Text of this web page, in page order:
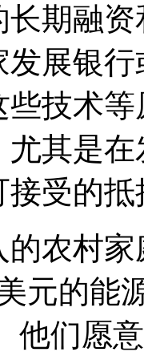
期融
展银
技术
其是
受的抵
村家
元的能
他们愿